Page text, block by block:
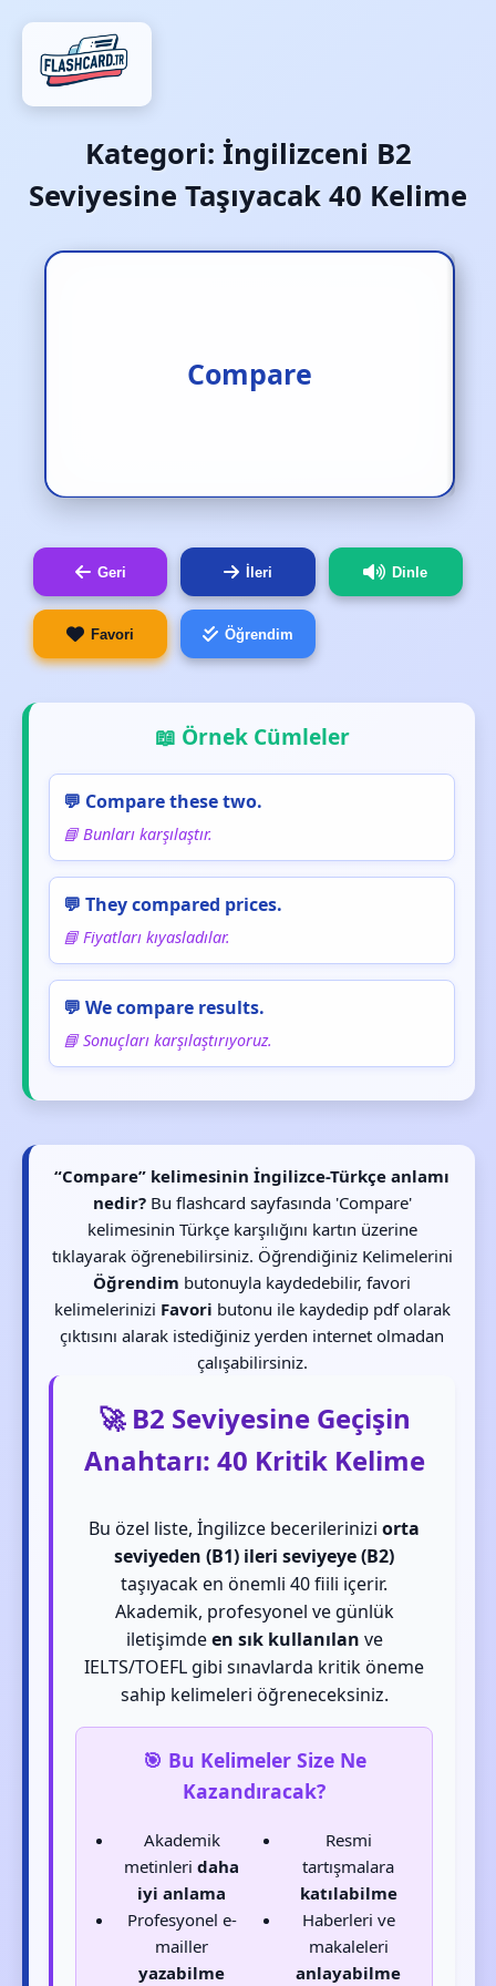
Kategori: İngilizceni B2
Seviyesine Taşıyacak 40 Kelime
Compare
Karşılaştırmak
Geri İleri Dinle
Favori Öğrendim
📖 Örnek Cümleler
💬 Compare these two.
📘 Bunları karşılaştır.
💬 They compared prices.
📘 Fiyatları kıyasladılar.
💬 We compare results.
📘 Sonuçları karşılaştırıyoruz.
“Compare” kelimesinin İngilizce-Türkçe anlamı
nedir?Bu flashcard sayfasında 'Compare'
kelimesinin Türkçe karşılığını kartın üzerine
tıklayarak öğrenebilirsiniz. Öğrendiğiniz Kelimelerini
Öğrendim butonuyla kaydedebilir, favori
kelimelerinizi Favori butonu ile kaydedip pdf olarak
çıktısını alarak istediğiniz yerden internet olmadan
çalışabilirsiniz.
🚀 B2 Seviyesine Geçişin
Anahtarı: 40 Kritik Kelime
Bu özel liste, İngilizce becerileriniziorta
seviyeden (B1) ileri seviyeye (B2)
taşıyacak en önemli 40 fiili içerir.
Akademik, profesyonel ve günlük
iletişimdeen sık kullanılan ve
IELTS/TOEFL gibi sınavlarda kritik öneme
sahip kelimeleri öğreneceksiniz.
🎯 Bu Kelimeler Size Ne
Kazandıracak?
Akademik
metinleridaha
iyi anlama
Profesyonel e-
mailler
yazabilme
Resmi
tartışmalara
katılabilme
Haberleri ve
makaleleri
anlayabilme